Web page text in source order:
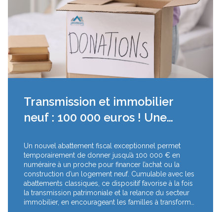
Transmission et immobilier
neuf : 100 000 euros ! Une
manquer
Un nouvel abattement fiscal exceptionnel permet
temporairement de donner jusqu’à 100 000 € en
numéraire à un proche pour financer l’achat ou la
construction d’un logement neuf. Cumulable avec les
abattements classiques, ce dispositif favorise à la fois
la transmission patrimoniale et la relance du secteur
immobilier, en encourageant les familles à transformer